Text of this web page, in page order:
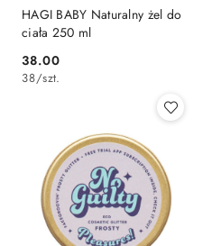
HAGI BABY Naturalny żel do
ciała 250 ml
Cena:
38.00
38/szt.